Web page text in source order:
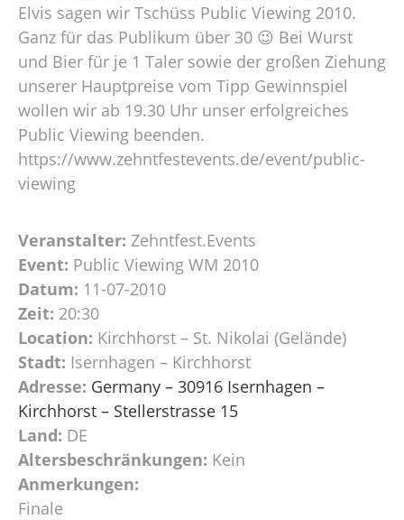
Elvis sagen wir Tschüss Public Viewing 2010.
Ganz für das Publikum über 30 😉 Bei Wurst
und Bier für je 1 Taler sowie der großen Ziehung
unserer Hauptpreise vom Tipp Gewinnspiel
wollen wir ab 19.30 Uhr unser erfolgreiches
Public Viewing beenden.
https://www.zehntfestevents.de/event/public-
viewing
Veranstalter: Zehntfest.Events
Event: Public Viewing WM 2010
Datum: 11-07-2010
Zeit: 20:30
Location: Kirchhorst – St. Nikolai (Gelände)
Stadt: Isernhagen – Kirchhorst
Adresse: Germany – 30916 Isernhagen –
Kirchhorst – Stellerstrasse 15
Land: DE
Altersbeschränkungen: Kein
Anmerkungen:
Finale